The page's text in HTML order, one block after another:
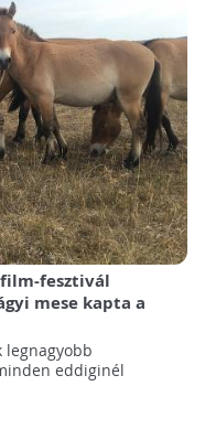
fesztivál
mese kapta a
legnagyobb
eddiginél